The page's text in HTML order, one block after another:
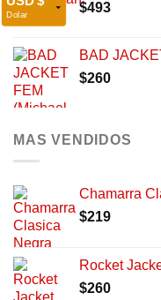
$493
BAD
$260
MAS VENDIDOS
Chamarra
$219
Rocket
$260
Dolar
Peso Colombiano
EUR €
Euro
Mexican Peso
CLP $
Peso Chileno